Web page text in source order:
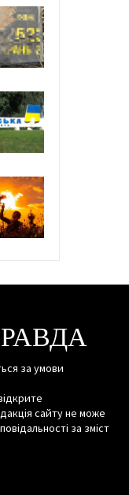
за умови
сайту не може
за зміст